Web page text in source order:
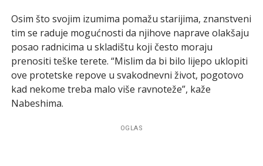
Osim što svojim izumima pomažu starijima, znanstveni
tim se raduje mogućnosti da njihove naprave olakšaju
posao radnicima u skladištu koji često moraju
prenositi teške terete. “Mislim da bi bilo lijepo uklopiti
ove protetske repove u svakodnevni život, pogotovo
kad nekome treba malo više ravnoteže”, kaže
Nabeshima.
OGLAS